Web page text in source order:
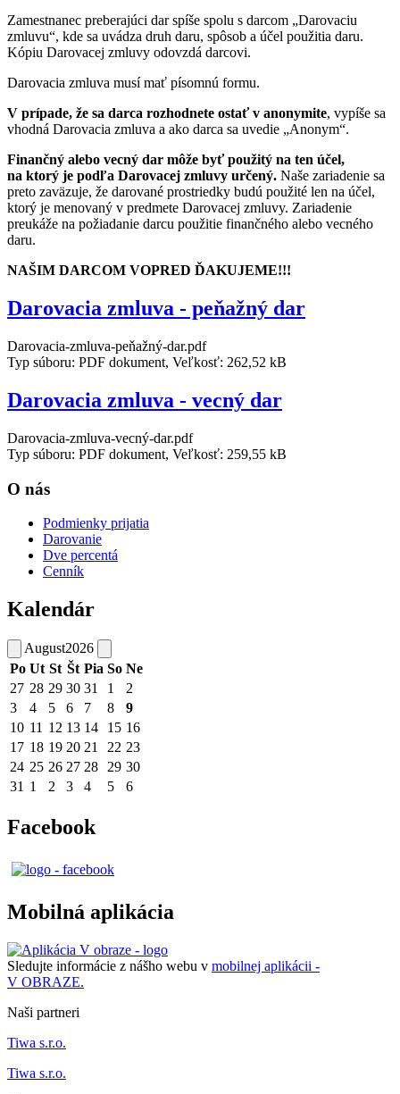
Zamestnanec preberajúci dar spíše spolu s darcom „Darovaciu
zmluvu“, kde sa uvádza druh daru, spôsob a účel použitia daru.
Kópiu Darovacej zmluvy odovzdá darcovi.
Darovacia zmluva musí mať písomnú formu.
V prípade, že sa darca rozhodnete ostať v anonymite, vypíše sa
vhodná Darovacia zmluva a ako darca sa uvedie „Anonym“.
Finančný alebo vecný dar môže byť použitý na ten účel,
na ktorý je podľa Darovacej zmluvy určený. Naše zariadenie sa
preto zaväzuje, že darované prostriedky budú použité len na účel,
ktorý je menovaný v predmete Darovacej zmluvy. Zariadenie
preukáže na požiadanie darcu použitie finančného alebo vecného
daru.
NAŠIM DARCOM VOPRED ĎAKUJEME!!!
Darovacia zmluva - peňažný dar
Darovacia-zmluva-peňažný-dar.pdf
Typ súboru: PDF dokument, Veľkosť: 262,52 kB
Darovacia zmluva - vecný dar
Darovacia-zmluva-vecný-dar.pdf
Typ súboru: PDF dokument, Veľkosť: 259,55 kB
O nás
Podmienky prijatia
Darovanie
Dve percentá
Cenník
Kalendár
August2026
Po Ut St Št Pia So Ne
27 28 29 30 31 1
2
3
4 5 6 7 8
9
10 11 12 13 14 15 16
17 18 19 20 21 22 23
24 25 26 27 28 29 30
31 1 2 3 4 5 6
Facebook
Mobilná aplikácia
Sledujte informácie z nášho webu v mobilnej aplikácii -
V OBRAZE.
Naši partneri
Tiwa s.r.o.
Tiwa s.r.o.